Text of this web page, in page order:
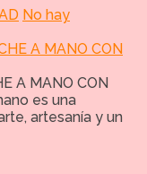
No hay
A MANO CON
es una
artesanía y un